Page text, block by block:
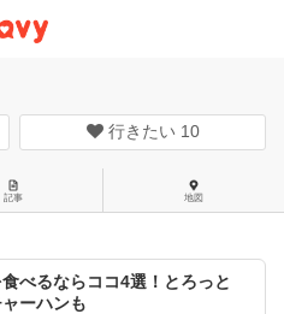
行きたい 10
記事 地図
べるならココ4選！とろっと
ーハンも